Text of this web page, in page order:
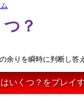
？
余りを瞬時に判断し答
いくつ？をプレイ